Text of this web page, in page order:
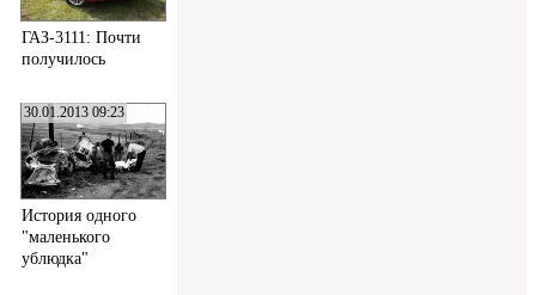
ГАЗ-3111: Почти
получилось
30.01.2013 09:23
История одного
"маленького
ублюдка"